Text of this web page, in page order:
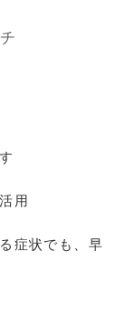
用
症状でも、早